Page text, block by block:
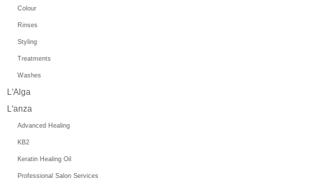
Colour
Rinses
Styling
Treatments
Washes
L'Alga
L'anza
Advanced Healing
KB2
Keratin Healing Oil
Professional Salon Services